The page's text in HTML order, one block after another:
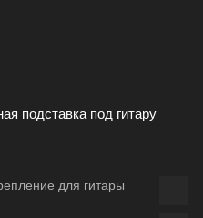
подставка под гитару